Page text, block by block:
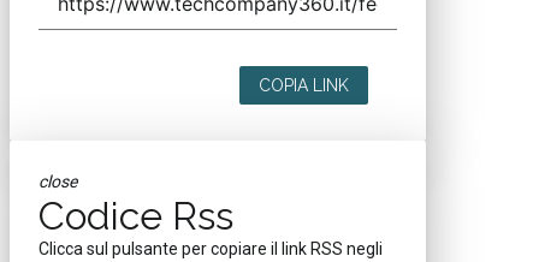
COPIA LINK
close
Codice Rss
Clicca sul pulsante per copiare il link RSS negli